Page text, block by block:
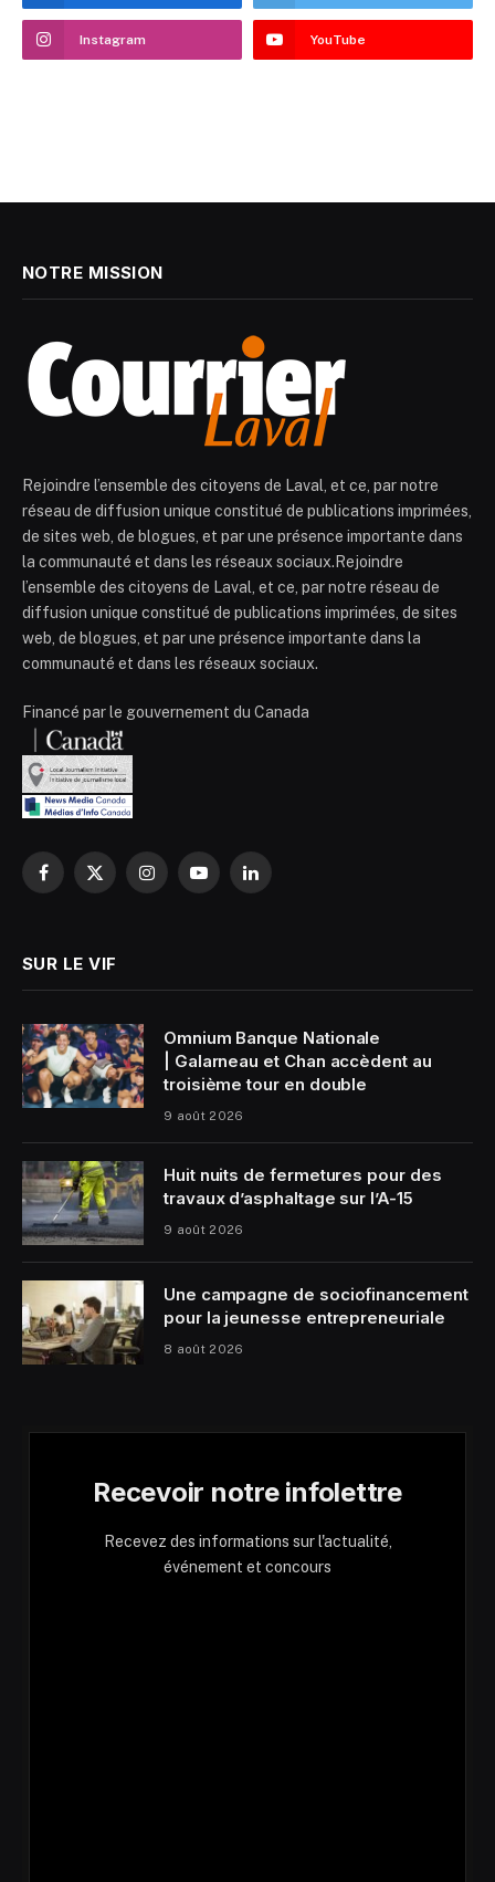
Instagram YouTube
NOTRE MISSION
Rejoindre l’ensemble des citoyens de Laval, et ce, par notre
réseau de diffusion unique constitué de publications imprimées,
de sites web, de blogues, et par une présence importante dans
la communauté et dans les réseaux sociaux.Rejoindre
l’ensemble des citoyens de Laval, et ce, par notre réseau de
diffusion unique constitué de publications imprimées, de sites
web, de blogues, et par une présence importante dans la
communauté et dans les réseaux sociaux.
Financé par le gouvernement du Canada
Facebook
X
InstagramYouTubeLinkedIn
SUR LE VIF
Omnium Banque Nationale
| Galarneau et Chan accèdent au
troisième tour en double
9 août 2026
Huit nuits de fermetures pour des
travaux d’asphaltage sur l’A-15
9 août 2026
Une campagne de sociofinancement
pour la jeunesse entrepreneuriale
8 août 2026
Recevoir notre infolettre
Recevez des informations sur l'actualité,
événement et concours